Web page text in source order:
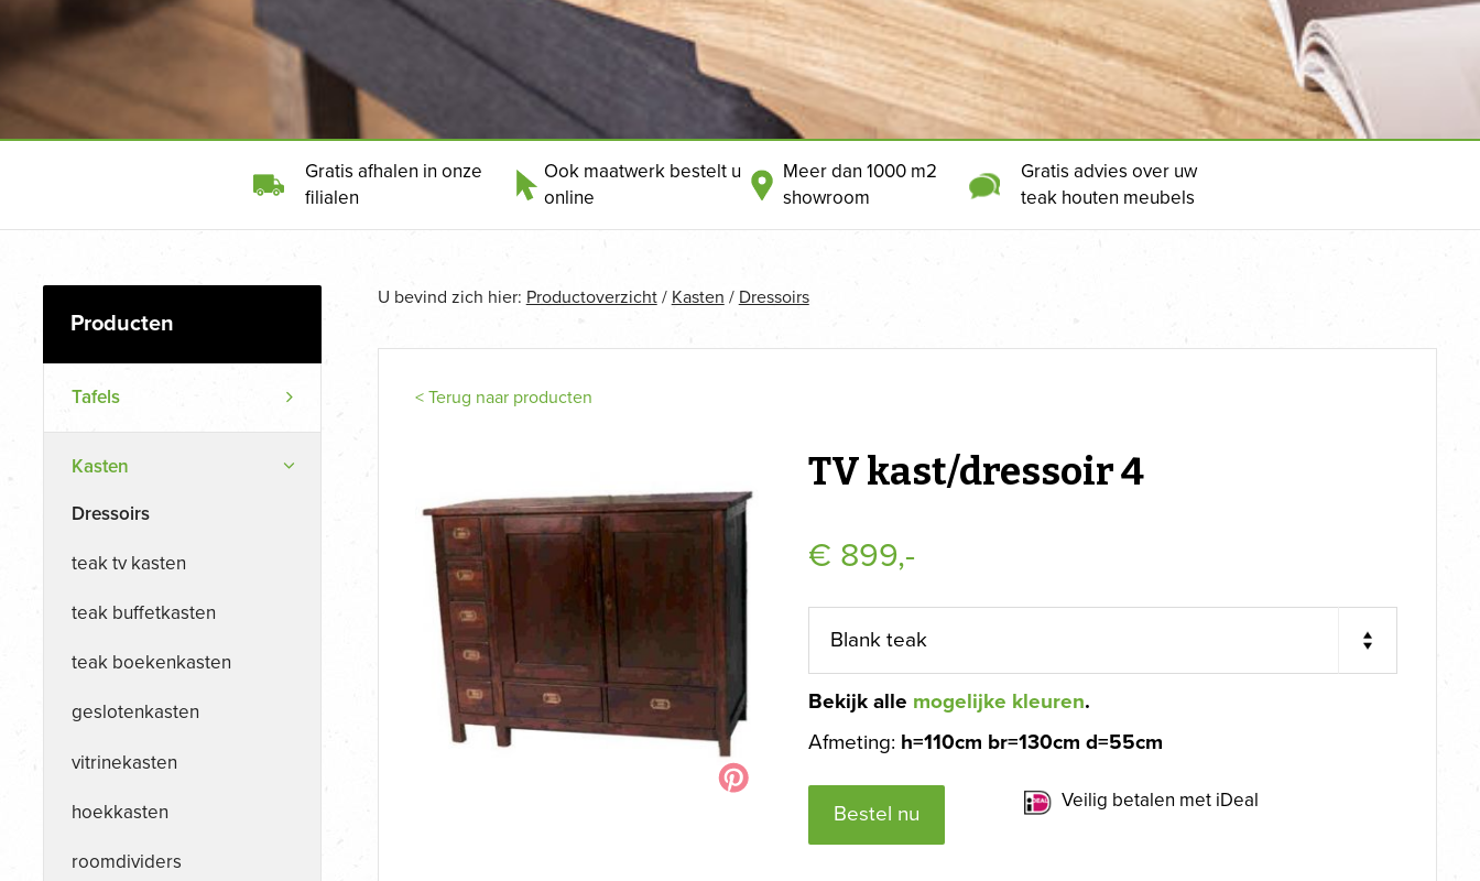
Gratis afhalen in onze
filialen
Ook maatwerk bestelt u
online
Meer dan 1000 m2
showroom
Gratis advies over uw
teak houten meubels
Tafels
Kasten
Dressoirs
teak tv kasten
teak buffetkasten
teak boekenkasten
geslotenkasten
vitrinekasten
hoekkasten
roomdividers
U bevind zich hier: Productoverzicht/ Kasten / Dressoirs
< Terug naar producten
TV kast/dressoir 4
€ 899,-
Bekijk alle mogelijke kleuren.
Afmeting: h=110cm br=130cm d=55cm
Bestel nu
Veilig betalen met iDeal